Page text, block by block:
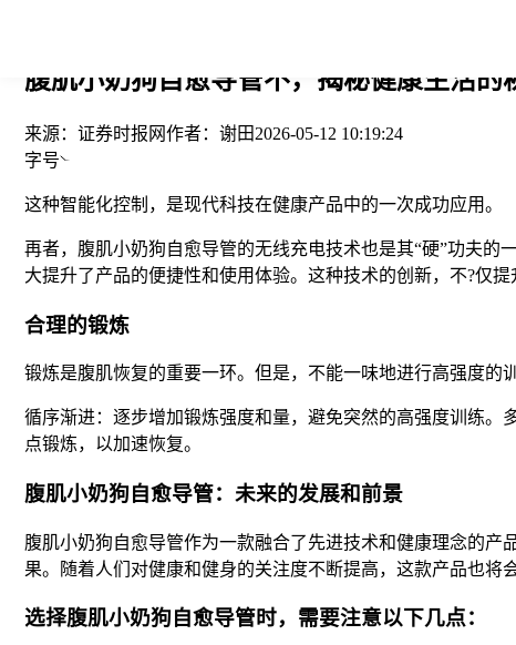
腹肌小奶狗自愈导管不，揭秘健康生活的
来源： 证券时报网作者： 谢田2026-05-12 10:19:24
字号
这种智能化控制，是现代科技在健康产品中的一次成功应用。
再者，腹肌小奶狗自愈导管的无线充电技术也是其“硬”功夫
大提升了产品的便捷性和使用体验。这种技术的创新，不?仅
合理的锻炼
锻炼是腹肌恢复的重要一环。但是，不能一味地进行高强度的
循序渐进：逐步增加锻炼强度和量，避免突然的高强度训练
点锻炼，以加速恢复。
腹肌小奶狗自愈导管：未来的发展和前景
腹肌小奶狗自愈导管作为一款融合了先进技术和健康理念的
果。随着人们对健康和健身的关注度不断提高，这款产品也将
选择腹肌小奶狗自愈导管时，需要注意以下几点：